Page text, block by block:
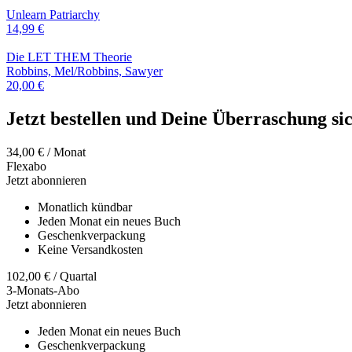
Unlearn Patriarchy
14,99 €
Die LET THEM Theorie
Robbins, Mel/Robbins, Sawyer
20,00 €
Jetzt bestellen und Deine Überraschung
34,00 € / Monat
Flexabo
Jetzt abonnieren
Monatlich kündbar
Jeden Monat ein neues Buch
Geschenkverpackung
Keine Versandkosten
102,00 € / Quartal
3-Monats-Abo
Jetzt abonnieren
Jeden Monat ein neues Buch
Geschenkverpackung